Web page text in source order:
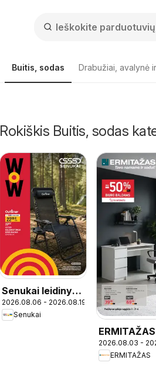
Buitis, sodas Drabužiai, avalynė
Rokiškis Buitis, sodas
Senukai leidinys -
Leidinys Nr. 27
2026.08.06 - 2026.08.19
Senukai
ERMITAŽAS
leidinys -
Mokyklinis
2026.08.03 -
ERMITAŽAS